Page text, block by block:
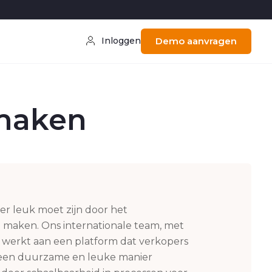
Inloggen Demo aanvragen
leuk moet zijn door het
Ons internationale team, met
aan een platform dat verkopers
duurzame en leuke manier